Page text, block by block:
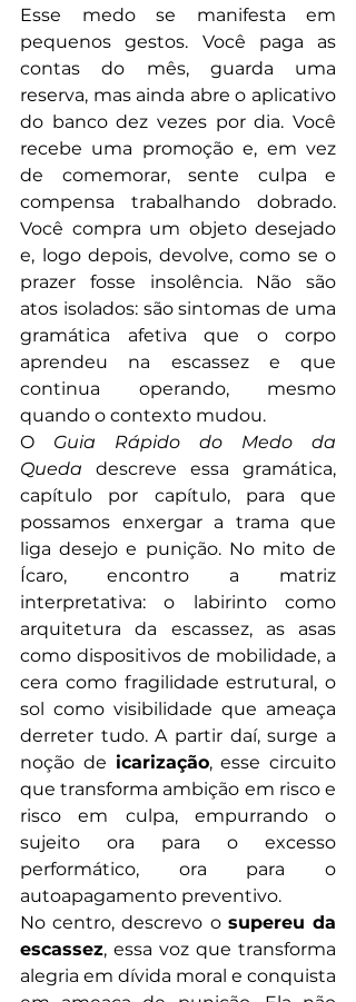
Esse medo se manifesta em
pequenos gestos. Você paga as
contas do mês, guarda uma
reserva, mas ainda abre o aplicativo
do banco dez vezes por dia. Você
recebe uma promoção e, em vez
de comemorar, sente culpa e
compensa trabalhando dobrado.
Você compra um objeto desejado
e, logo depois, devolve, como se o
prazer fosse insolência. Não são
atos isolados: são sintomas de uma
gramática afetiva que o corpo
aprendeu na escassez e que
continua operando, mesmo
quando o contexto mudou.
O Guia Rápido do Medo da
Queda descreve essa gramática,
capítulo por capítulo, para que
possamos enxergar a trama que
liga desejo e punição. No mito de
Ícaro, encontro a matriz
interpretativa: o labirinto como
arquitetura da escassez, as asas
como dispositivos de mobilidade, a
cera como fragilidade estrutural, o
sol como visibilidade que ameaça
derreter tudo. A partir daí, surge a
noção de icarização, esse circuito
que transforma ambição em risco e
risco em culpa, empurrando o
sujeito ora para o excesso
performático, ora para o
autoapagamento preventivo.
No centro, descrevo o supereu da
escassez, essa voz que transforma
alegria em dívida moral e conquista